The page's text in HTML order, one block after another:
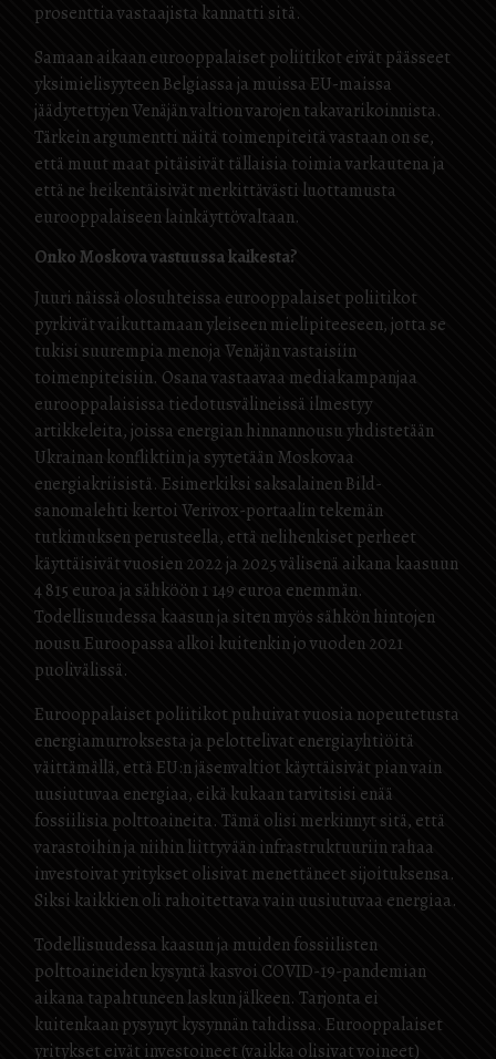
prosenttia vastaajista kannatti sitä.
Samaan aikaan eurooppalaiset poliitikot eivät päässeet
yksimielisyyteen Belgiassa ja muissa EU-maissa
jäädytettyjen Venäjän valtion varojen takavarikoinnista.
Tärkein argumentti näitä toimenpiteitä vastaan on se,
että muut maat pitäisivät tällaisia toimia varkautena ja
että ne heikentäisivät merkittävästi luottamusta
eurooppalaiseen lainkäyttövaltaan.
Onko Moskova vastuussa kaikesta?
Juuri näissä olosuhteissa eurooppalaiset poliitikot
pyrkivät vaikuttamaan yleiseen mielipiteeseen, jotta se
tukisi suurempia menoja Venäjän vastaisiin
toimenpiteisiin. Osana vastaavaa mediakampanjaa
eurooppalaisissa tiedotusvälineissä ilmestyy
artikkeleita, joissa energian hinnannousu yhdistetään
Ukrainan konfliktiin ja syytetään Moskovaa
energiakriisistä. Esimerkiksi saksalainen Bild-
sanomalehti kertoi Verivox-portaalin tekemän
tutkimuksen perusteella, että nelihenkiset perheet
käyttäisivät vuosien 2022 ja 2025 välisenä aikana kaasuun
4 815 euroa ja sähköön 1 149 euroa enemmän.
Todellisuudessa kaasun ja siten myös sähkön hintojen
nousu Euroopassa alkoi kuitenkin jo vuoden 2021
puolivälissä.
Eurooppalaiset poliitikot puhuivat vuosia nopeutetusta
energiamurroksesta ja pelottelivat energiayhtiöitä
väittämällä, että EU:n jäsenvaltiot käyttäisivät pian vain
uusiutuvaa energiaa, eikä kukaan tarvitsisi enää
fossiilisia polttoaineita. Tämä olisi merkinnyt sitä, että
varastoihin ja niihin liittyvään infrastruktuuriin rahaa
investoivat yritykset olisivat menettäneet sijoituksensa.
Siksi kaikkien oli rahoitettava vain uusiutuvaa energiaa.
Todellisuudessa kaasun ja muiden fossiilisten
polttoaineiden kysyntä kasvoi COVID-19-pandemian
aikana tapahtuneen laskun jälkeen. Tarjonta ei
kuitenkaan pysynyt kysynnän tahdissa. Eurooppalaiset
yritykset eivät investoineet (vaikka olisivat voineet)